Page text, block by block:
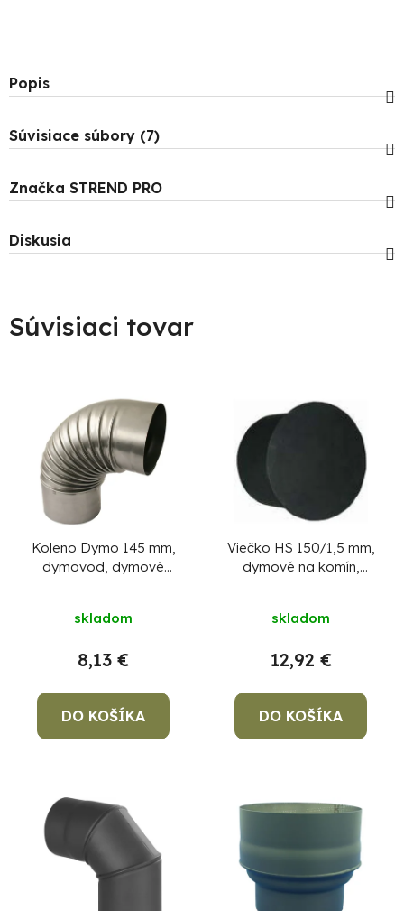
Popis
Súvisiace súbory (7)
Značka STREND PRO
Diskusia
Súvisiaci tovar
Koleno Dymo 145 mm,
dymovod, dymové
skladom
8,13 €
DO KOŠÍKA
Viečko HS 150/1,5 mm,
dymové na komín,
skladom
12,92 €
DO KOŠÍKA